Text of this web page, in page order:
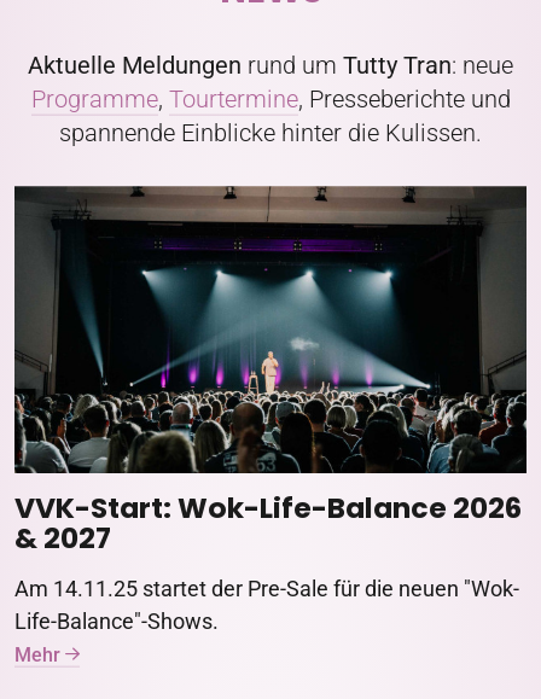
Aktuelle Meldungen rund um Tutty Tran: neue
Programme, Tourtermine, Presseberichte und
spannende Einblicke hinter die Kulissen.
VVK-Start: Wok-Life-Balance 2026
& 2027
Am 14.11.25 startet der Pre-Sale für die neuen "Wok-
Life-Balance"-Shows.
Mehr